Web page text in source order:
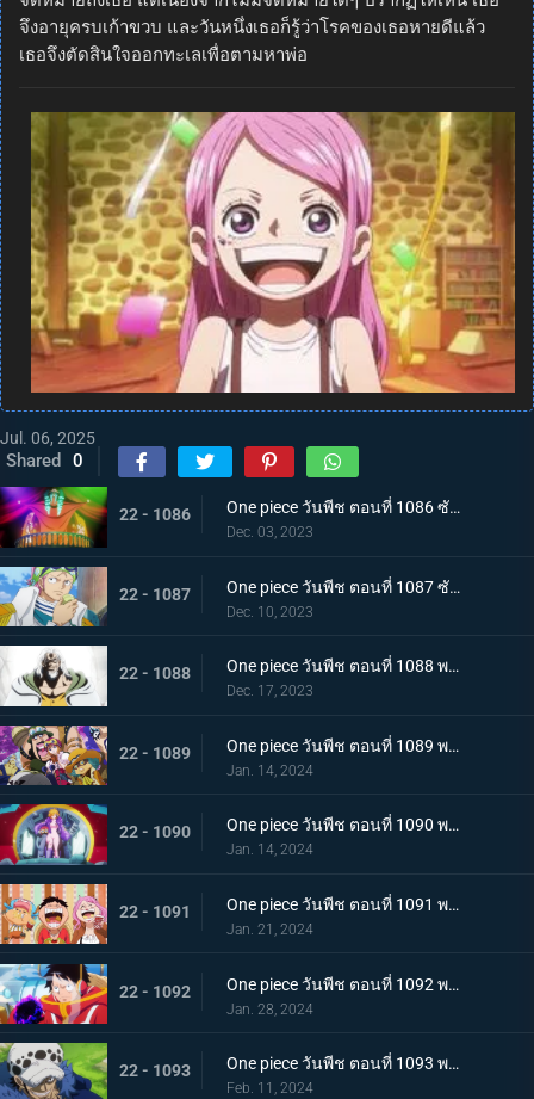
จึงอายุครบเก้าขวบ และวันหนึ่งเธอก็รู้ว่าโรคของเธอหายดีแล้ว
เธอจึงตัดสินใจออกทะเลเพื่อตามหาพ่อ
Jul. 06, 2025
Shared 0
22 - 1086 One piece วันพีช ตอนที่ 1086 ซับไทย จักรพรรดิคนใหม่ บากี้จ้าวแห่งตัวตลก
Dec. 03, 2023
22 - 1087 One piece วันพีช ตอนที่ 1087 ซับไทย ความวุ่นวาย ณ เกาะสตรี คดีหนึ่งของนาวาเอกโคบี้
Dec. 10, 2023
22 - 1088 One piece วันพีช ตอนที่ 1088 พากย์ไทย ความฝันของลูฟี่
Dec. 17, 2023
22 - 1089 One piece วันพีช ตอนที่ 1089 พากย์ไทย เข้าสู่บทใหม่ ทิศทางของลูฟี่กับซาโบ
Jan. 14, 2024
22 - 1090 One piece วันพีช ตอนที่ 1090 พากย์ไทย เกาะแห่งใหม่ เอ็กเฮดเกาะแห่งอนาคต
Jan. 14, 2024
22 - 1091 One piece วันพีช ตอนที่ 1091 พากย์ไทย อัดแน่นไปด้วยอนาคต ผจญภัยในอาณาจักรวิทยาศาสตร์
Jan. 21, 2024
22 - 1092 One piece วันพีช ตอนที่ 1092 พากย์ไทย บอนนี่คร่ำครวญ ความมืดที่ซ่อนอยู่บนเกาะแห่งอนาคต
Jan. 28, 2024
22 - 1093 One piece วันพีช ตอนที่ 1093 พากย์ไทย ผู้ชนะได้ครองทุกอย่าง ลอว์ ปะทะ หนวดดำ
Feb. 11, 2024